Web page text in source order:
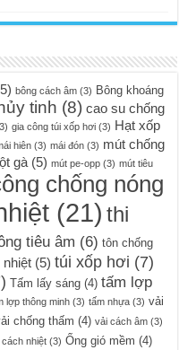
bông cách âm (3) Bông khoáng
tinh (8) cao su chống
gia công túi xốp hơi (3) Hạt xốp
hiên (3) mái đón (3) mút chống
gà (5) mút pe-opp (3) mút tiêu
chống nóng
(21) thi
tiêu âm (6) tôn chống
(5) túi xốp hơi (7)
Tấm lấy sáng (4) tấm lợp
lợp thông minh (3) tấm nhựa (3) vải
chống thấm (4) vải cách âm (3)
cách nhiệt (3) Ống gió mềm (4)